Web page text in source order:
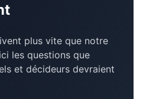
plus vite que notre
les questions que
et décideurs devraient